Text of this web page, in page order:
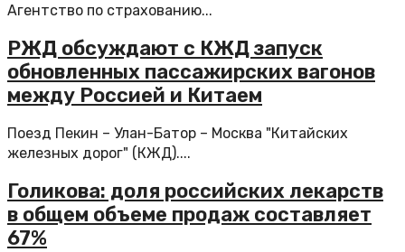
Агентство по страхованию...
РЖД обсуждают с КЖД запуск
обновленных пассажирских вагонов
между Россией и Китаем
Поезд Пекин – Улан-Батор – Москва "Китайских
железных дорог" (КЖД)....
Голикова: доля российских лекарств
в общем объеме продаж составляет
67%